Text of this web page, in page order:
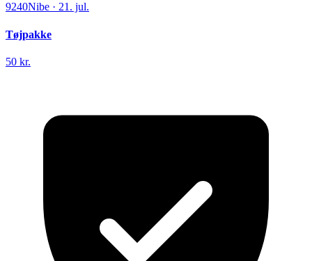
9240Nibe · 21. jul.
Tøjpakke
50 kr.